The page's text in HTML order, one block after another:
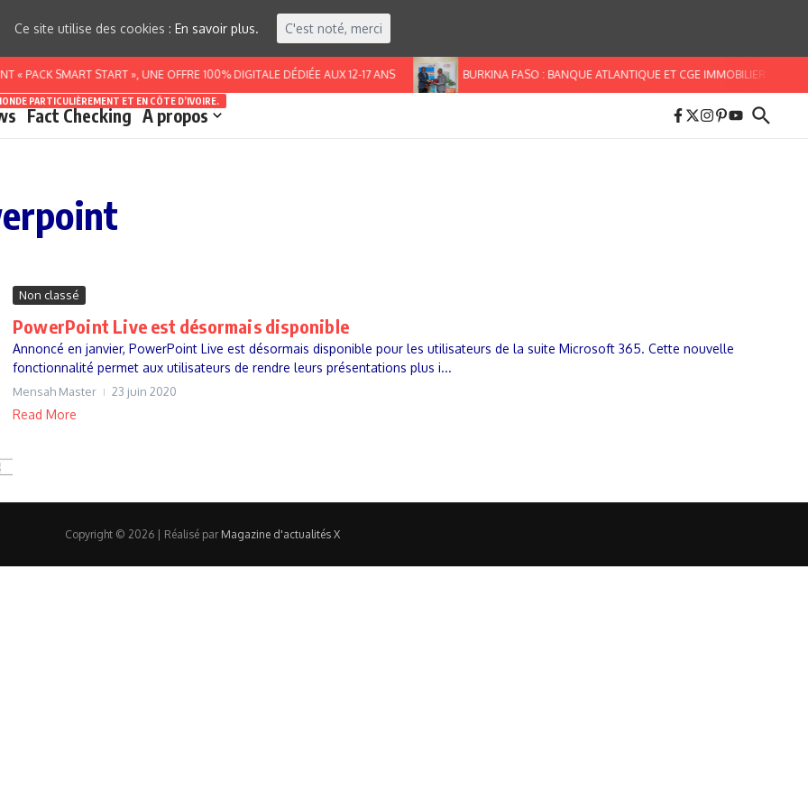
« PACK SMART START », UNE OFFRE 100% DIGITALE DÉDIÉE AUX 12-17 ANS BURKINA FASO : BANQUE ATLANTIQUE ET CGE IMMOBILIER
PARTICULIÈREMENT ET EN CÔTE D’IVOIRE.
Fact Checking A propos
Non classé
PowerPoint Live est désormais disponible
Annoncé en janvier, PowerPoint Live est désormais disponible pour les utilisateurs de la suite Microsoft 365. Cette nouvelle
fonctionnalité permet aux utilisateurs de rendre leurs présentations plus i...
Mensah Master 23 juin 2020
Read More
Copyright © 2026 | Réalisé par Magazine d'actualités X
Ce site utilise des cookies : En savoir plus. C'est noté, merci